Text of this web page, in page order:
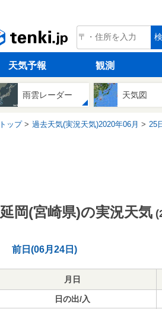
tenki.jp
天気予報 観測
雨雲レーダー 天気図
トップ 過去天気(実況天気)2020年06月 25
延岡(宮崎県)の実況天気
前日(06月24日)
月日
日の出/入